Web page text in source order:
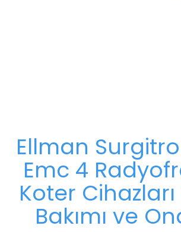
Ellman
Emc 4
Koter
Bakımı ve